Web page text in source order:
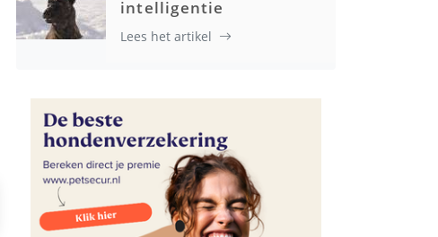
intelligentie
Lees het artikel